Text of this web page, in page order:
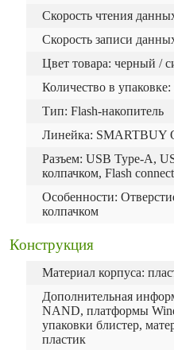
Скорость чтения
Скорость записи
Цвет товара: черный /
Количество в
Тип: Flash-накопитель
Линейка: SMARTBUY
Разъем: USB Type-A,
колпачком, Flash
Особенности:
колпачком
Конструкция
Материал корпуса:
Дополнительная
NAND, платформы
упаковки блистер,
пластик